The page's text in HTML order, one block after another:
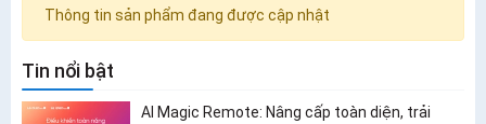
Thông tin sản phẩm đang được cập nhật
Tin nổi bật
AI Magic Remote: Nâng cấp toàn diện, trải